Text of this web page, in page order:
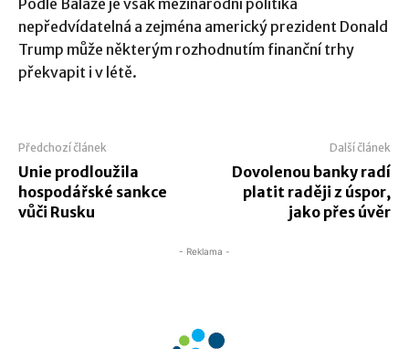
Podle Baláže je však mezinárodní politika
nepředvídatelná a zejména americký prezident Donald
Trump může některým rozhodnutím finanční trhy
překvapit i v létě.
Předchozí článek
Unie prodloužila
hospodářské sankce
vůči Rusku
Další článek
Dovolenou banky radí
platit raději z úspor,
jako přes úvěr
- Reklama -